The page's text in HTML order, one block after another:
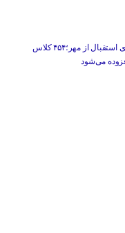
خیز بلند نوسازی مدارس هرمزگان برای استقبال از مهر؛۴۵۴ کلاس
می‌شود